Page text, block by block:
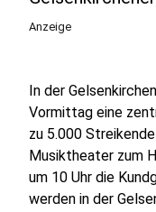
Anzeige
In der
Vormittag eine
zu 5.000
Musiktheater zum
um 10 Uhr die
werden in der